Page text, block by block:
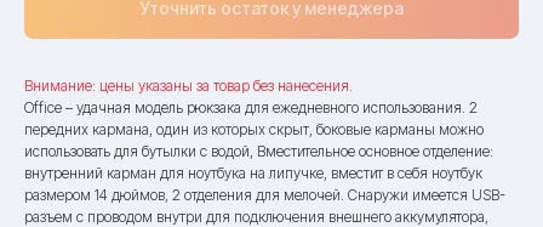
Уточнить остаток у менеджера
Внимание: цены указаны за товар без нанесения.
Office – удачная модель рюкзака для ежедневного использования. 2
передних кармана, один из которых скрыт, боковые карманы можно
использовать для бутылки с водой, Вместительное основное отделение:
внутренний карман для ноутбука на липучке, вместит в себя ноутбук
размером 14 дюймов, 2 отделения для мелочей. Снаружи имеется USB-
разъем с проводом внутри для подключения внешнего аккумулятора,